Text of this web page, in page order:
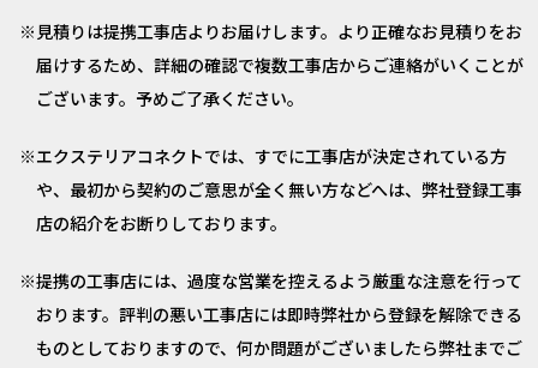
見積りは提携工事店よりお届けします。より正確なお見積りをお
届けするため、詳細の確認で複数工事店からご連絡がいくことが
ございます。予めご了承ください。
エクステリアコネクトでは、すでに工事店が決定されている方
や、最初から契約のご意思が全く無い方などへは、弊社登録工事
店の紹介をお断りしております。
提携の工事店には、過度な営業を控えるよう厳重な注意を行って
おります。評判の悪い工事店には即時弊社から登録を解除できる
ものとしておりますので、何か問題がございましたら弊社までご